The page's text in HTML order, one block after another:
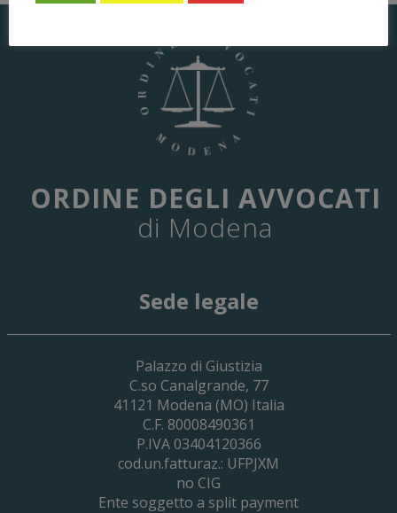
29 Giugno 2026
Cassa Forense – Elezioni Dei Delegati
2030
ORDINE DEGLI AVVOCATI
di Modena
Sede legale
Palazzo di Giustizia
C.so Canalgrande, 77
41121 Modena (MO) Italia
C.F. 80008490361
P.IVA 03404120366
cod.un.fatturaz.: UFPJXM
no CIG
Ente soggetto a split payment